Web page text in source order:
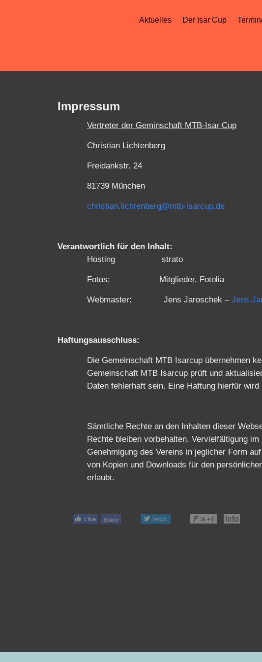
Aktuelles Der Isar Cup
Impressum
Vertreter der Geminschaft MTB-Isar Cup
Christian Lichtenberg
Freidankstr. 24
81739 München
christian.lichtenberg@mtb-isarcup.de
Verantwortlich für den Inhalt:
Hosting strato
Fotos: Mitglieder, Fotolia
Webmaster: Jens Jaroschek –
Haftungsausschluss:
Die Gemeinschaft MTB Isarcup übernehmen
Gemeinschaft MTB Isarcup prüft und
Daten fehlerhaft sein. Eine Haftung hierfür wird
Sämtliche Rechte an den Inhalten dieser
Rechte bleiben vorbehalten. Vervielfältigung
Genehmigung des Vereins in jeglicher Form
von Kopien und Downloads für den
erlaubt.